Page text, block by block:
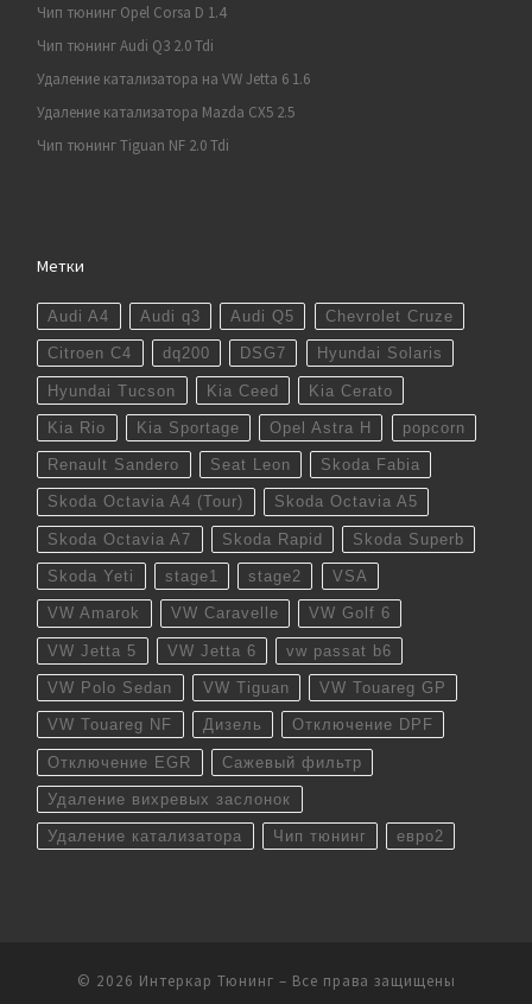
Чип тюнинг Opel Corsa D 1.4
Чип тюнинг Audi Q3 2.0 Tdi
Удаление катализатора на VW Jetta 6 1.6
Удаление катализатора Mazda CX5 2.5
Чип тюнинг Tiguan NF 2.0 Tdi
Метки
Audi A4 Audi q3 Audi Q5 Chevrolet Cruze
Citroen C4 dq200 DSG7 Hyundai Solaris
Hyundai Tucson Kia Ceed Kia Cerato
Kia Rio Kia Sportage Opel Astra H popcorn
Renault Sandero Seat Leon Skoda Fabia
Skoda Octavia A4 (Tour) Skoda Octavia A5
Skoda Octavia A7 Skoda Rapid Skoda Superb
Skoda Yeti stage1 stage2 VSA
VW Amarok VW Caravelle VW Golf 6
VW Jetta 5 VW Jetta 6 vw passat b6
VW Polo Sedan VW Tiguan VW Touareg GP
VW Touareg NF Дизель Отключение DPF
Отключение EGR Сажевый фильтр
Удаление вихревых заслонок
Удаление катализатора Чип тюнинг евро2
© 2026 Интеркар Тюнинг – Все права защищены